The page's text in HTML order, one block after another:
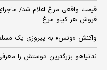
فروش هر کیلو مرغ
واکنش «ونس» به پیروزی یک
نتانیاهو بزرگترین دوستش را